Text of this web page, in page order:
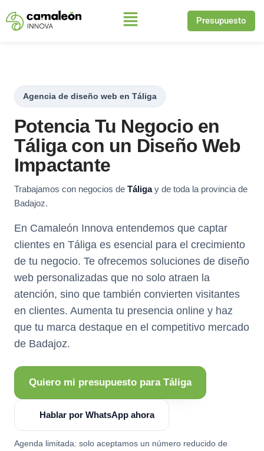
Saltar
Presupuesto
Agencia de diseño web en Táliga
Potencia Tu Negocio en
Táliga con un Diseño Web
Impactante
Trabajamos con negocios de Táligay de toda la provincia de
Badajoz.
En Camaleón Innova entendemos que captar
clientes en Táliga es esencial para el crecimiento
de tu negocio. Te ofrecemos soluciones de diseño
web personalizadas que no solo atraen la
atención, sino que también convierten visitantes
en clientes. Aumenta tu presencia online y haz
que tu marca destaque en el competitivo mercado
de Badajoz.
Quiero mi presupuesto para Táliga
Hablar por WhatsApp ahora
Agenda limitada: solo aceptamos un número reducido de